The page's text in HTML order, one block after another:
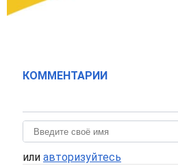
КОММЕНТАРИИ
или авторизуйтесь